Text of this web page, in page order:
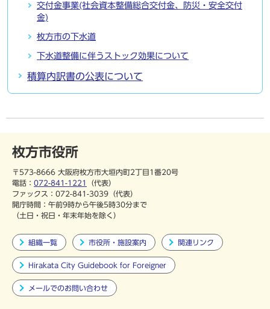
交付金事業(社会資本整備総合交付金、防災・安全交付
金)
枚方市の下水道
下水道整備に伴うストック効果について
積算内訳書の公表について
枚方市役所
〒573-8666 大阪府枚方市大垣内町2丁目1番20号
電話： 072-841-1221
（代表）
ファックス：072-841-3039（代表）
開庁時間：午前9時から午後5時30分まで
（土日・祝日・年末年始を除く）
組織一覧 市役所・施設案内 関連リンク
Hirakata City Guidebook for Foreigner
メールでのお問い合わせ